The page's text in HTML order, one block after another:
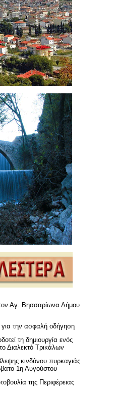
Αγ. Βησσαρίωνα Δήμου
για την ασφαλή οδήγηση
τη δημιουργία ενός
Διαλεκτό Τρικάλων
κινδύνου πυρκαγιάς
1η Αυγούστου
της Περιφέρειας